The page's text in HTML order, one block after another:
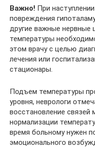
Важно! При
повреждения
другие важные нервные
температуры
этом врачу с целью
лечения или
стационары.
Подъем температуры
уровня, неврологи
восстановление связей
нормализации
время больному нужен
эмоционального